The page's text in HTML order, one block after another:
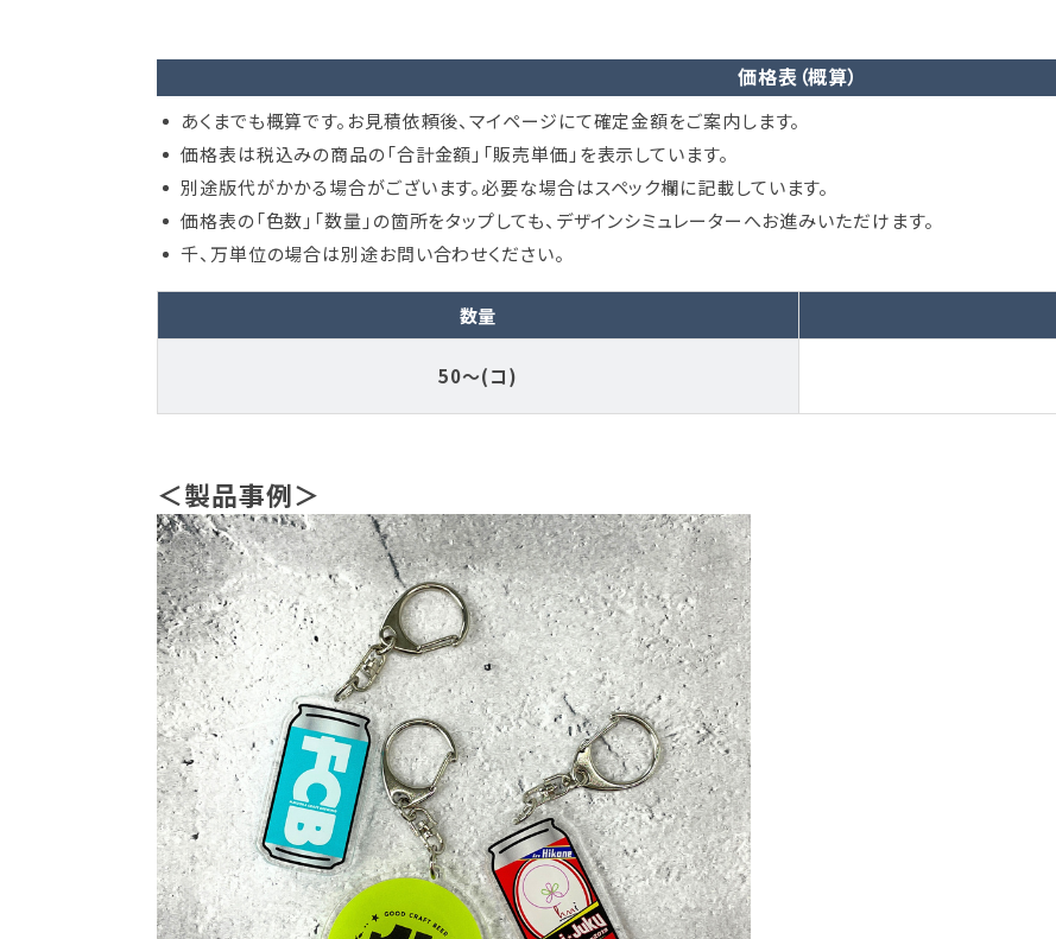
価格表（概算）
あくまでも概算です。お見積依頼後、マイページにて確定金額をご案内します。
価格表は税込みの商品の「合計金額」「販売単価」を表示しています。
別途版代がかかる場合がございます。必要な場合はスペック欄に記載しています。
価格表の「色数」「数量」の箇所をタップしても、デザインシミュレーターへお進みいただけます。
千、万単位の場合は別途お問い合わせください。
数量
50～(コ)
＜製品事例＞